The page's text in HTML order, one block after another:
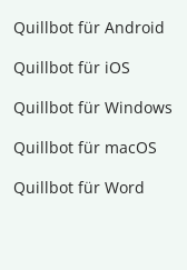
Quillbot für Android
Quillbot für iOS
Quillbot für Windows
Quillbot für macOS
Quillbot für Word